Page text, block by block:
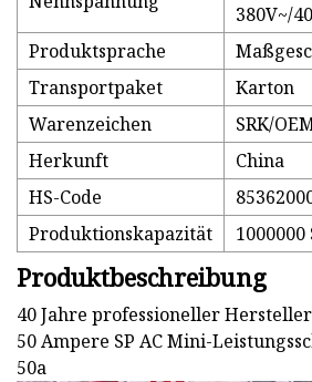
380V~/
Produktsprache
Transportpaket
Karton
Warenzeichen
SRK/
Herkunft
China
HS-Code
Produktionskapazität
Produktbeschreibung
40 Jahre professioneller
50 Ampere SP AC Mini-
50a